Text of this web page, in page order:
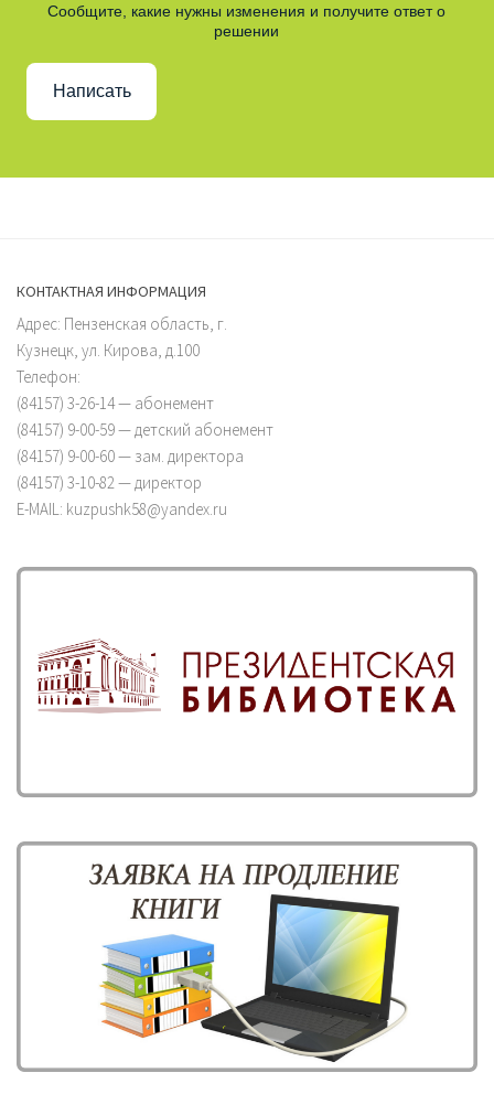
Сообщите, какие нужны изменения и получите ответ о
решении
Написать
КОНТАКТНАЯ ИНФОРМАЦИЯ
Адрес: Пензенская область, г.
Кузнецк, ул. Кирова, д.100
Телефон:
(84157) 3-26-14 — абонемент
(84157) 9-00-59 — детский абонемент
(84157) 9-00-60 — зам. директора
(84157) 3-10-82 — директор
E-MAIL: kuzpushk58@yandex.ru